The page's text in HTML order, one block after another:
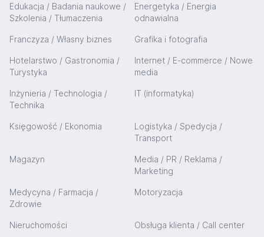
Edukacja / Badania naukowe /
Szkolenia / Tłumaczenia
Energetyka / Energia
odnawialna
Franczyza / Własny biznes Grafika i fotografia
Hotelarstwo / Gastronomia /
Turystyka
Internet / E-commerce / Nowe
media
Inżynieria / Technologia /
Technika
IT (informatyka)
Księgowość / Ekonomia
Logistyka / Spedycja /
Transport
Magazyn
Media / PR / Reklama /
Marketing
Medycyna / Farmacja /
Zdrowie
Motoryzacja
Nieruchomości Obsługa klienta / Call center